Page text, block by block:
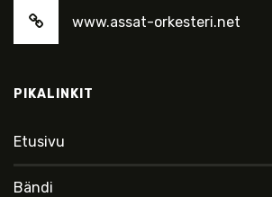
www.assat-orkesteri.net
PIKALINKIT
Etusivu
Bändi